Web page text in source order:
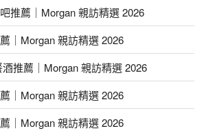
推薦｜Morgan 親訪精選 2026
｜Morgan 親訪精選 2026
推薦｜Morgan 親訪精選 2026
｜Morgan 親訪精選 2026
｜Morgan 親訪精選 2026